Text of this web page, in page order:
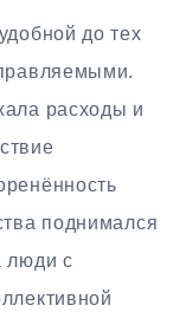
до тех
расходы и
поднимался
люди с